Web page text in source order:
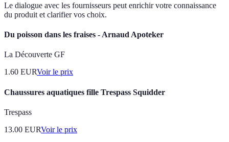
Le dialogue avec les fournisseurs peut enrichir votre connaissance
du produit et clarifier vos choix.
Du poisson dans les fraises - Arnaud Apoteker
La Découverte GF
1.60 EURVoir le prix
Chaussures aquatiques fille Trespass Squidder
Trespass
13.00 EURVoir le prix